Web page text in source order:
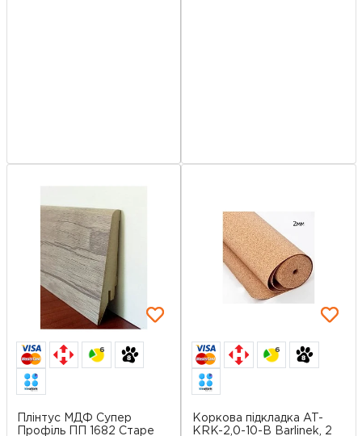
6
Плінтус МДФ Супер
Профіль ПП 1682 Старе
6
Коркова підкладка AT-
KRK-2,0-10-B Barlinek, 2